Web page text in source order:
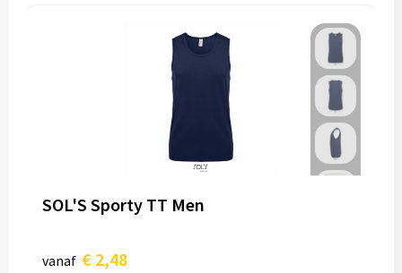
SOL'S Sporty TT Men
vanaf € 2,48